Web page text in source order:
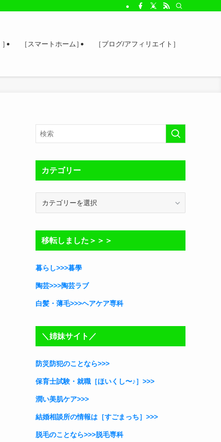
］ ［スマートホーム］ ［ブログ/アフィリエイト］
カテゴリー
リ
ー移転しました＞＞＞
暮らし>>>暮學
陶芸>>>陶芸ラブ
白髪・薄毛>>>ヘアケア専科
＼姉妹サイト／
防災防犯のことなら>>>
保育士試験・就職［ほいくし〜♪］ >>>
潤い美肌ケア>>>
結婚相談所の情報は［すごまっち］>>>
脱毛のことなら>>>脱毛専科